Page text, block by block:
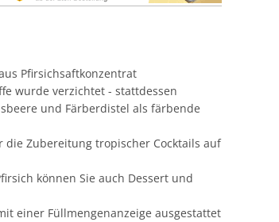
Pfirsichsaftkonzentrat
wurde verzichtet - stattdessen
und Färberdistel als färbende
Zubereitung tropischer Cocktails auf
können Sie auch Dessert und
einer Füllmengenanzeige ausgestattet